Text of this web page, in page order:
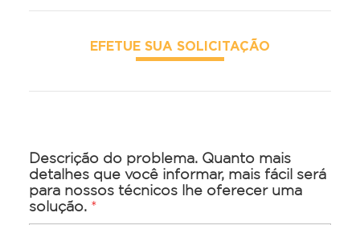
EFETUE SUA SOLICITAÇÃO
Descrição do problema. Quanto mais
detalhes que você informar, mais fácil será
para nossos técnicos lhe oferecer uma
solução. *